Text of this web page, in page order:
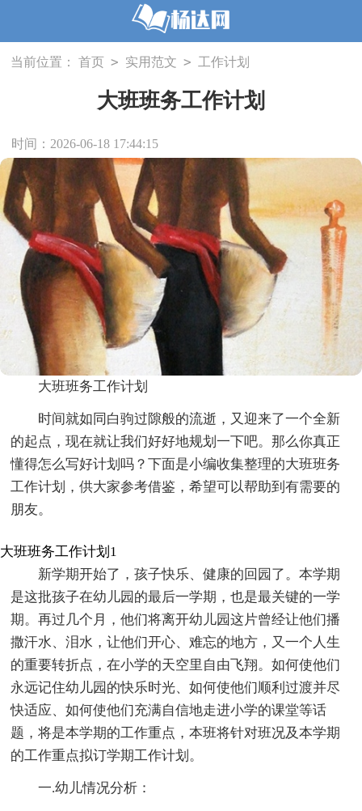
当前位置： 首页 > 实用范文 > 工作计划
大班班务工作计划
时间：2026-06-18 17:44:15
大班班务工作计划
时间就如同白驹过隙般的流逝，又迎来了一个全新
的起点，现在就让我们好好地规划一下吧。那么你真正
懂得怎么写好计划吗？下面是小编收集整理的大班班务
工作计划，供大家参考借鉴，希望可以帮助到有需要的
朋友。
大班班务工作计划1
新学期开始了，孩子快乐、健康的回园了。本学期
是这批孩子在幼儿园的最后一学期，也是最关键的一学
期。再过几个月，他们将离开幼儿园这片曾经让他们播
撒汗水、泪水，让他们开心、难忘的地方，又一个人生
的重要转折点，在小学的天空里自由飞翔。如何使他们
永远记住幼儿园的快乐时光、如何使他们顺利过渡并尽
快适应、如何使他们充满自信地走进小学的课堂等话
题，将是本学期的工作重点，本班将针对班况及本学期
的工作重点拟订学期工作计划。
一.幼儿情况分析：